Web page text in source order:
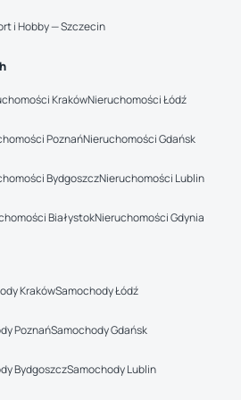
i Hobby — Szczecin
KrakówNieruchomości Łódź
PoznańNieruchomości Gdańsk
BydgoszczNieruchomości Lublin
BiałystokNieruchomości Gdynia
KrakówSamochody Łódź
PoznańSamochody Gdańsk
BydgoszczSamochody Lublin